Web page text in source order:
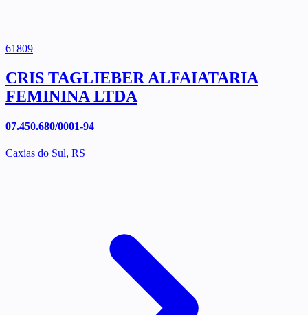
61809
CRIS TAGLIEBER ALFAIATARIA
FEMININA LTDA
07.450.680/0001-94
Caxias do Sul, RS